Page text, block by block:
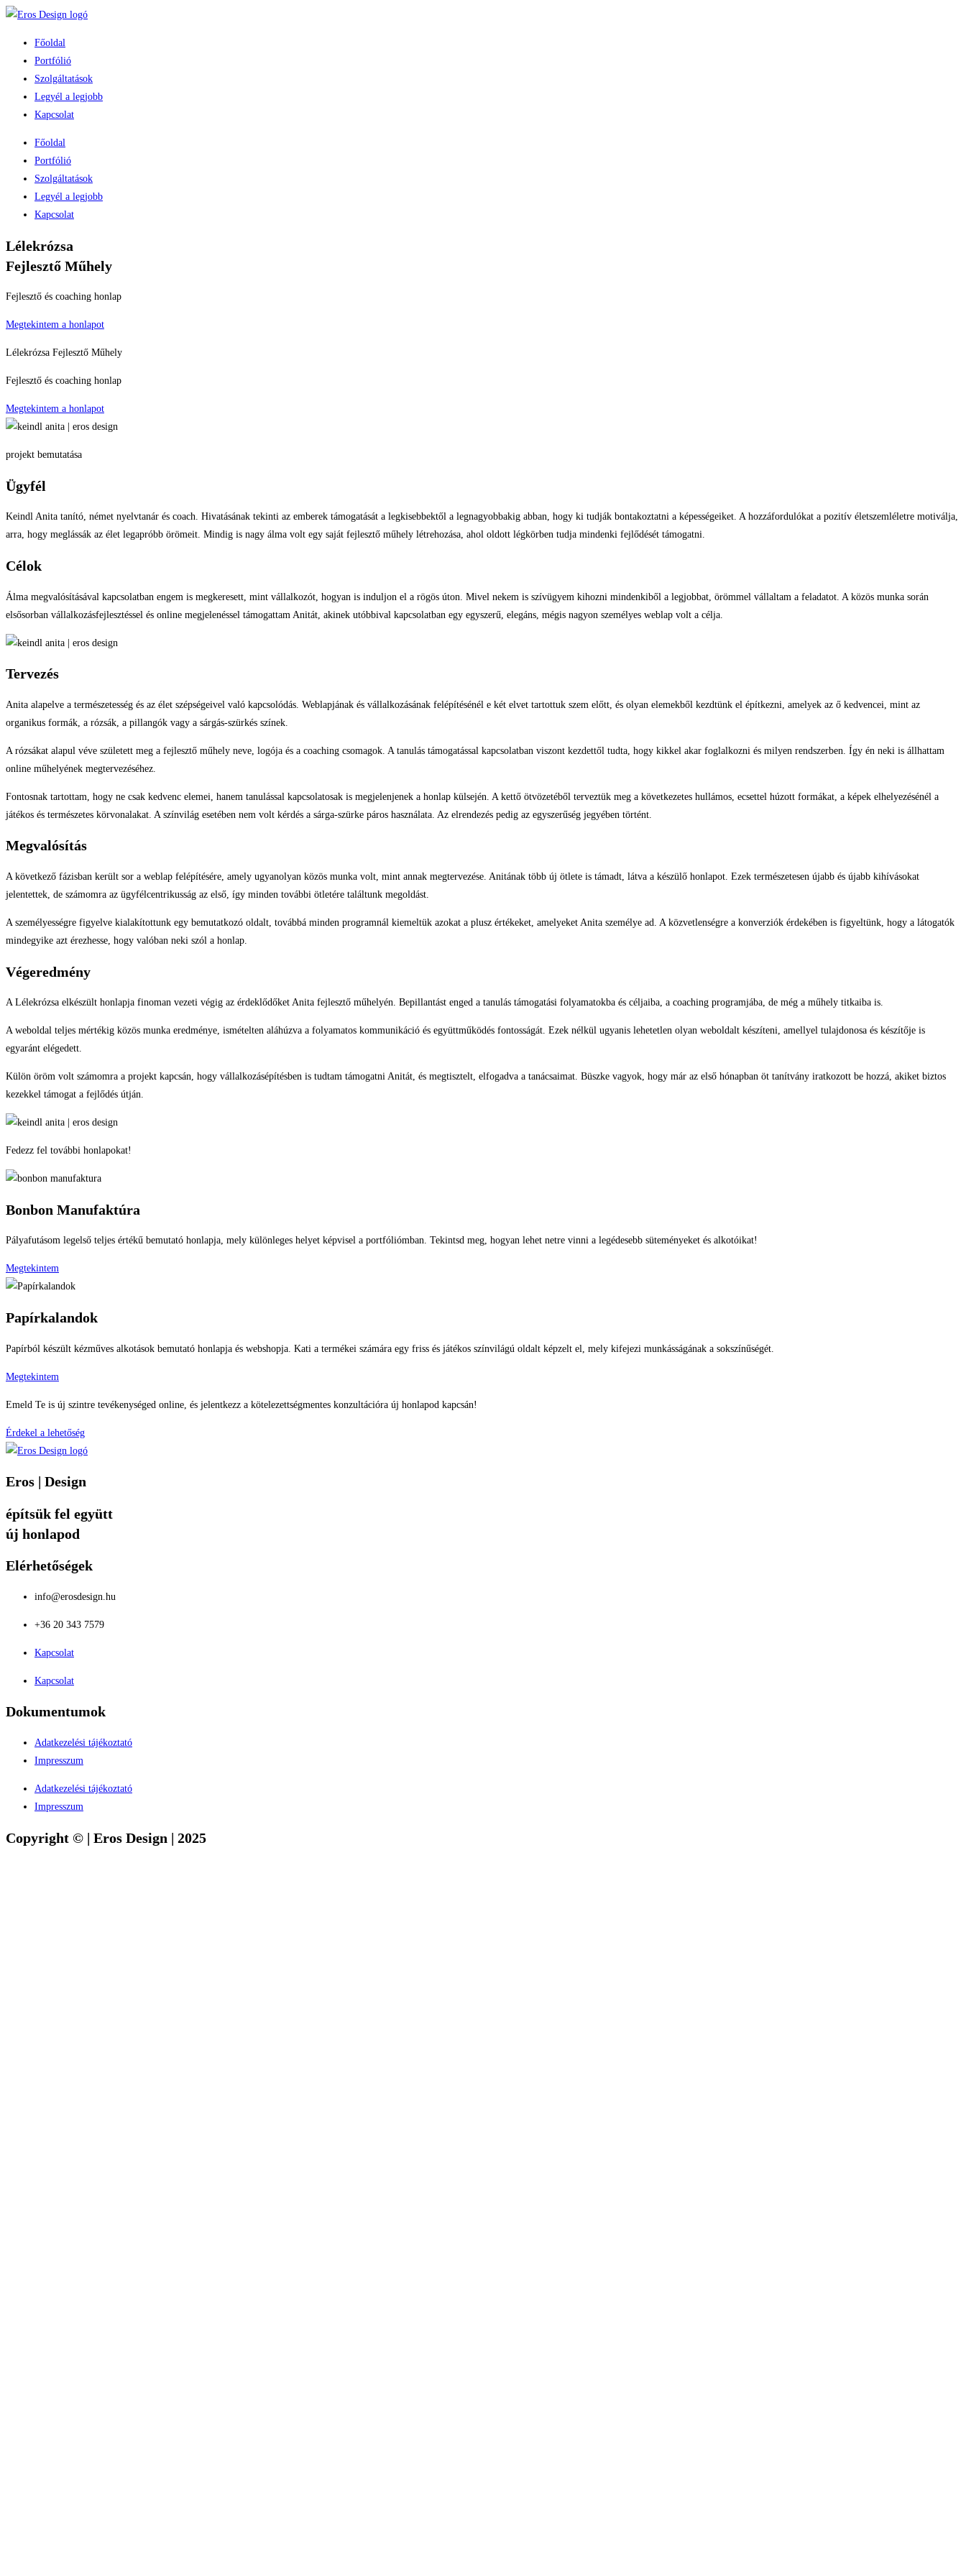
Főoldal
Portfólió
Szolgáltatások
Legyél a legjobb
Kapcsolat
Főoldal
Portfólió
Szolgáltatások
Legyél a legjobb
Kapcsolat
Lélekrózsa
Fejlesztő Műhely
Fejlesztő és coaching honlap
Megtekintem a honlapot
Lélekrózsa Fejlesztő Műhely
Fejlesztő és coaching honlap
Megtekintem a honlapot
projekt bemutatása
Ügyfél
Keindl Anita tanító, német nyelvtanár és coach. Hivatásának tekinti az emberek támogatását a legkisebbektől a legnagyobbakig abban, hogy ki tudják bontakoztatni a képességeiket. A hozzáfordulókat a pozitív életszemléletre motiválja,
arra, hogy meglássák az élet legapróbb örömeit. Mindig is nagy álma volt egy saját fejlesztő műhely létrehozása, ahol oldott légkörben tudja mindenki fejlődését támogatni.
Célok
Álma megvalósításával kapcsolatban engem is megkeresett, mint vállalkozót, hogyan is induljon el a rögös úton. Mivel nekem is szívügyem kihozni mindenkiből a legjobbat, örömmel vállaltam a feladatot. A közös munka során
elsősorban vállalkozásfejlesztéssel és online megjelenéssel támogattam Anitát, akinek utóbbival kapcsolatban egy egyszerű, elegáns, mégis nagyon személyes weblap volt a célja.
Tervezés
Anita alapelve a természetesség és az élet szépségeivel való kapcsolódás. Weblapjának és vállalkozásának felépítésénél e két elvet tartottuk szem előtt, és olyan elemekből kezdtünk el építkezni, amelyek az ő kedvencei, mint az
organikus formák, a rózsák, a pillangók vagy a sárgás-szürkés színek.
A rózsákat alapul véve született meg a fejlesztő műhely neve, logója és a coaching csomagok. A tanulás támogatással kapcsolatban viszont kezdettől tudta, hogy kikkel akar foglalkozni és milyen rendszerben. Így én neki is állhattam
online műhelyének megtervezéséhez.
Fontosnak tartottam, hogy ne csak kedvenc elemei, hanem tanulással kapcsolatosak is megjelenjenek a honlap külsején. A kettő ötvözetéből terveztük meg a következetes hullámos, ecsettel húzott formákat, a képek elhelyezésénél a
játékos és természetes körvonalakat. A színvilág esetében nem volt kérdés a sárga-szürke páros használata. Az elrendezés pedig az egyszerűség jegyében történt.
Megvalósítás
A következő fázisban került sor a weblap felépítésére, amely ugyanolyan közös munka volt, mint annak megtervezése. Anitának több új ötlete is támadt, látva a készülő honlapot. Ezek természetesen újabb és újabb kihívásokat
jelentettek, de számomra az ügyfélcentrikusság az első, így minden további ötletére találtunk megoldást.
A személyességre figyelve kialakítottunk egy bemutatkozó oldalt, továbbá minden programnál kiemeltük azokat a plusz értékeket, amelyeket Anita személye ad. A közvetlenségre a konverziók érdekében is figyeltünk, hogy a látogatók
mindegyike azt érezhesse, hogy valóban neki szól a honlap.
Végeredmény
A Lélekrózsa elkészült honlapja finoman vezeti végig az érdeklődőket Anita fejlesztő műhelyén. Bepillantást enged a tanulás támogatási folyamatokba és céljaiba, a coaching programjába, de még a műhely titkaiba is.
A weboldal teljes mértékig közös munka eredménye, ismételten aláhúzva a folyamatos kommunikáció és együttműködés fontosságát. Ezek nélkül ugyanis lehetetlen olyan weboldalt készíteni, amellyel tulajdonosa és készítője is
egyaránt elégedett.
Külön öröm volt számomra a projekt kapcsán, hogy vállalkozásépítésben is tudtam támogatni Anitát, és megtisztelt, elfogadva a tanácsaimat. Büszke vagyok, hogy már az első hónapban öt tanítvány iratkozott be hozzá, akiket biztos
kezekkel támogat a fejlődés útján.
Fedezz fel további honlapokat!
Bonbon Manufaktúra
Pályafutásom legelső teljes értékű bemutató honlapja, mely különleges helyet képvisel a portfóliómban. Tekintsd meg, hogyan lehet netre vinni a legédesebb süteményeket és alkotóikat!
Megtekintem
Papírkalandok
Papírból készült kézműves alkotások bemutató honlapja és webshopja. Kati a termékei számára egy friss és játékos színvilágú oldalt képzelt el, mely kifejezi munkásságának a sokszínűségét.
Megtekintem
Emeld Te is új szintre tevékenységed online, és jelentkezz a kötelezettségmentes konzultációra új honlapod kapcsán!
Érdekel a lehetőség
Eros | Design
építsük fel együtt
új honlapod
Elérhetőségek
info@erosdesign.hu
+36 20 343 7579
Kapcsolat
Kapcsolat
Dokumentumok
Adatkezelési tájékoztató
Impresszum
Adatkezelési tájékoztató
Impresszum
Copyright © | Eros Design | 2025